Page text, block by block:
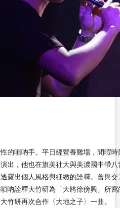
的嗩吶手。平日經營養雞場，閒暇
出，他也在旗美社大與美濃國中帶
露出個人風格與細緻的詮釋。曾與
吶詮釋大竹研為「大將徐傍興」所
竹研再次合作〈大地之子〉一曲。